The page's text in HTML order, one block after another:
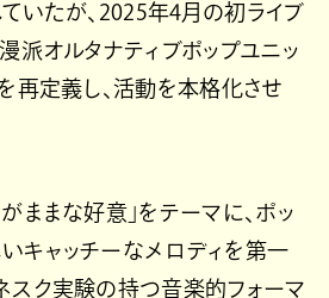
ていたが、2025年4月の初ライブ
派オルタナティブポップユニッ
を再定義し、活動を本格化させ
がままな好意」をテーマに、ポッ
キャッチーなメロディを第一
スク実験の持つ音楽的フォーマ